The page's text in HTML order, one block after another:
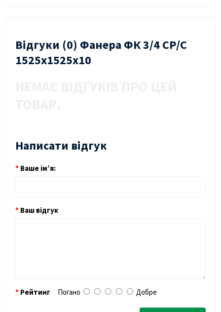
Відгуки (0) Фанера ФК 3/4 СР/С
1525х1525х10
Написати відгук
Ваше ім’я:
Ваш відгук
Рейтинг Погано Добре